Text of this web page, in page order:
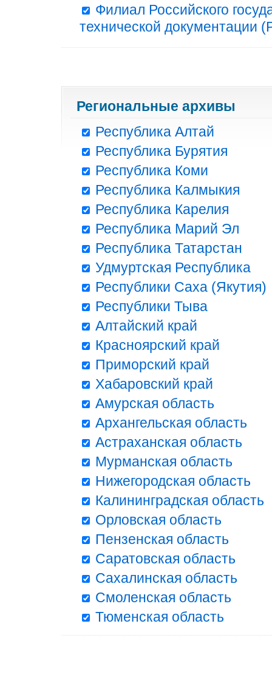
Филиал Российского
технической документации
Региональные архивы
Республика Алтай
Республика Бурятия
Республика Коми
Республика Калмыкия
Республика Карелия
Республика Марий Эл
Республика Татарстан
Удмуртская Республика
Республики Саха (Якутия)
Республики Тыва
Алтайский край
Красноярский край
Приморский край
Хабаровский край
Амурская область
Архангельская область
Астраханская область
Мурманская область
Нижегородская область
Калининградская область
Орловская область
Пензенская область
Саратовская область
Сахалинская область
Смоленская область
Тюменская область